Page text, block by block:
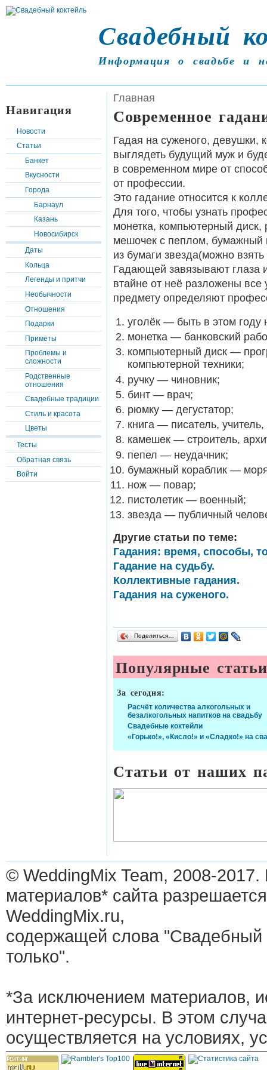
Свадебный
Информация о свадьбе и
Навигация
Новости
Статьи
Банкет
Вкусности
Города
Барнаул
Казань
Новосибирск
Даты
Кольца
Легенды и притчи
Необычности
Отношения
Подарки
Приметы
Проблемы и
сложности
Родственные
отношения
Свадебные традиции
Стиль и красота
Цветы
Тесты
Обратная связь
Войти
Главная
Современное
Гадая на суженого, девушки,
выглядеть будущий муж и
в современном мире от
от профессии.
Это гадание относится к
Для того, чтобы узнать
монетка, компьютерный диск,
мешочек с пеплом, бумажный
из бумаги звезда(можно
Гадающей завязывают глаза
втайне от неё разложены
предмету определяют
уголёк — быть в этом году
монетка — банковский
компьютерный диск —
компьютерной техники;
ручку — чиновник;
бинт — врач;
рюмку — дегустатор;
книга — писатель,
камешек — строитель,
пепел — неудачник;
бумажный кораблик —
нож — повар;
пистолетик — военный;
звезда — публичный
Другие статьи по теме:
Гадания: время, способы,
Гадание на судьбу.
Коллективные гадания.
Гадания на суженого.
Поделиться…
Популярные статьи
За сегодня:
Расчёт количества алкогольных и
безалкогольных напитков на свадьбу
Свадебные коктейли
«Горько!», «Кисло!» и «Сладко!» на
Статьи от наших
© WeddingMix Team, 2008-2017.
материалов* сайта
WeddingMix.ru,
содержащей слова
только".
*За исключением материалов,
интернет-ресурсы. В этом
осуществляется на условиях,